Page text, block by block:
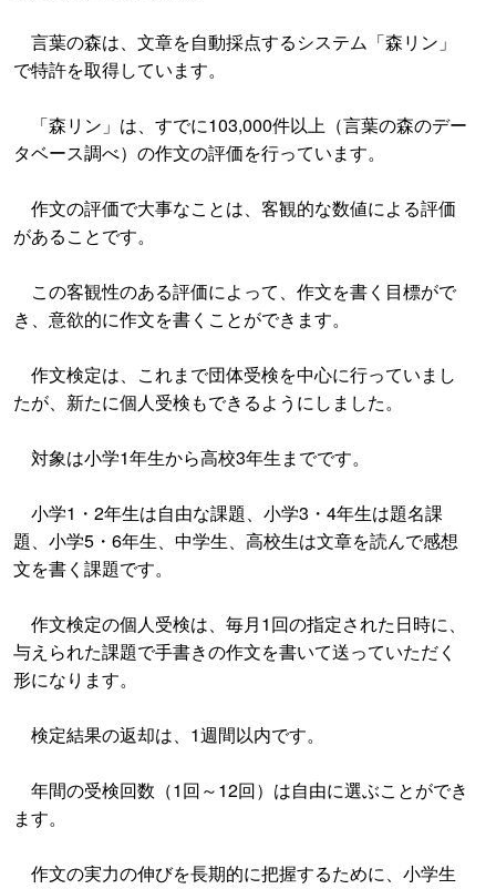
言葉の森は、文章を自動採点するシステム「森リン」
で特許を取得しています。
「森リン」は、すでに103,000件以上（言葉の森のデー
タベース調べ）の作文の評価を行っています。
作文の評価で大事なことは、客観的な数値による評価
があることです。
この客観性のある評価によって、作文を書く目標がで
き、意欲的に作文を書くことができます。
作文検定は、これまで団体受検を中心に行っていまし
たが、新たに個人受検もできるようにしました。
対象は小学1年生から高校3年生までです。
小学1・2年生は自由な課題、小学3・4年生は題名課
題、小学5・6年生、中学生、高校生は文章を読んで感想
文を書く課題です。
作文検定の個人受検は、毎月1回の指定された日時に、
与えられた課題で手書きの作文を書いて送っていただく
形になります。
検定結果の返却は、1週間以内です。
年間の受検回数（1回～12回）は自由に選ぶことができ
ます。
作文の実力の伸びを長期的に把握するために、小学生